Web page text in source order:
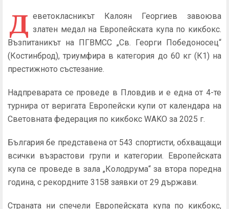
Д еветокласникът Калоян Георгиев завоюва
златен медал на Европейската купа по кикбокс.
Възпитаникът на ПГВМСС „Св. Георги Победоносец“
(Костинброд), триумфира в категория до 60 кг (К1) на
престижното състезание.
Надпреварата се проведе в Пловдив и е една от 4-те
турнира от веригата Европейски купи от календара на
Световната федерация по кикбокс WAKO за 2025 г.
България бе представена от 543 спортисти, обхващащи
всички възрастови групи и категории. Европейската
купа се проведе в зала „Колодрума“ за втора поредна
година, с рекордните 3158 заявки от 29 държави.
Страната ни спечели Европейската купа по кикбокс,